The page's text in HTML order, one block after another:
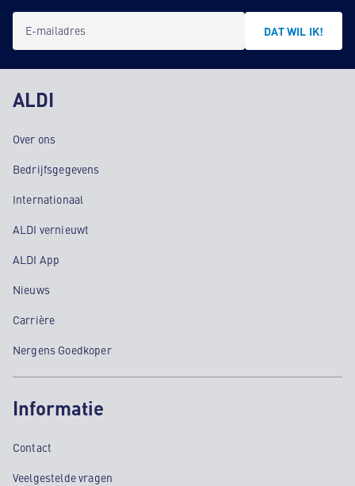
E-mailadres DAT WIL IK!
ALDI
Over ons
Bedrijfsgegevens
Internationaal
ALDI vernieuwt
ALDI App
Nieuws
Carrière
Nergens Goedkoper
Informatie
Contact
Veelgestelde vragen